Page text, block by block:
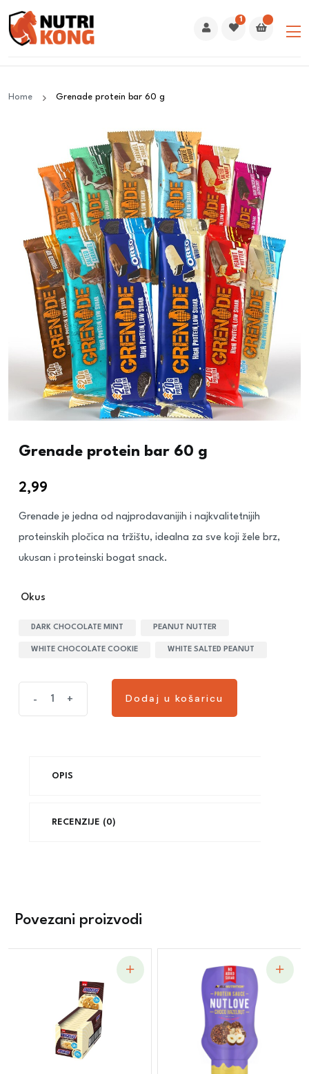
1
Home Grenade protein bar 60 g
Grenade protein bar 60 g
2,99
Grenade je jedna od najprodavanijih i najkvalitetnijih
proteinskih pločica na tržištu, idealna za sve koji žele brz,
ukusan i proteinski bogat snack.
Okus
DARK CHOCOLATE MINT PEANUT NUTTER
WHITE CHOCOLATE COOKIE WHITE SALTED PEANUT
- + Dodaj u košaricu
OPIS
RECENZIJE (0)
Povezani proizvodi